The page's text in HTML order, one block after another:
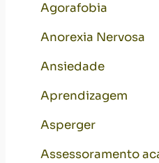
Agorafobia
Anorexia Nervosa
Ansiedade
Aprendizagem
Asperger
Assessoramento